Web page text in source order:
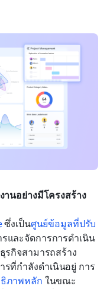
านอย่างมีโครงสร้าง
ซึ่งเป็นศูนย์ข้อมูลที่ปรับ
และจัดการการดำเนิน
รกิจสามารถสร้าง
รที่กำลังดำเนินอยู่ การ
ภาพหลัก ในขณะ